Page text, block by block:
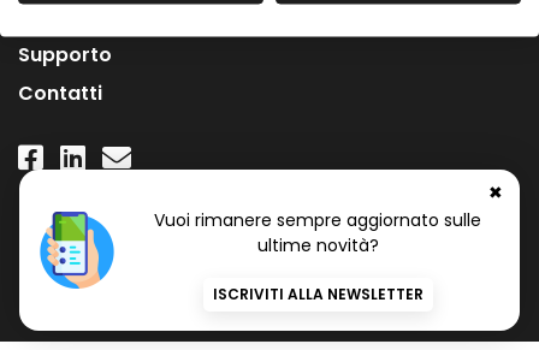
✖
Vuoi rimanere sempre aggiornato sulle
ultime novità?
ISCRIVITI ALLA NEWSLETTER
Supporto
Contatti
Numero Verde Gratuito
800 97 34 34